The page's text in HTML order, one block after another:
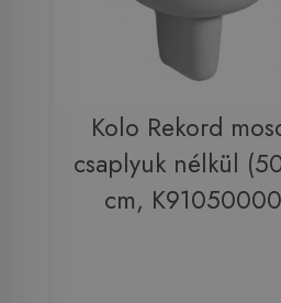
Kolo Rekord
csaplyuk nélkül
cm,